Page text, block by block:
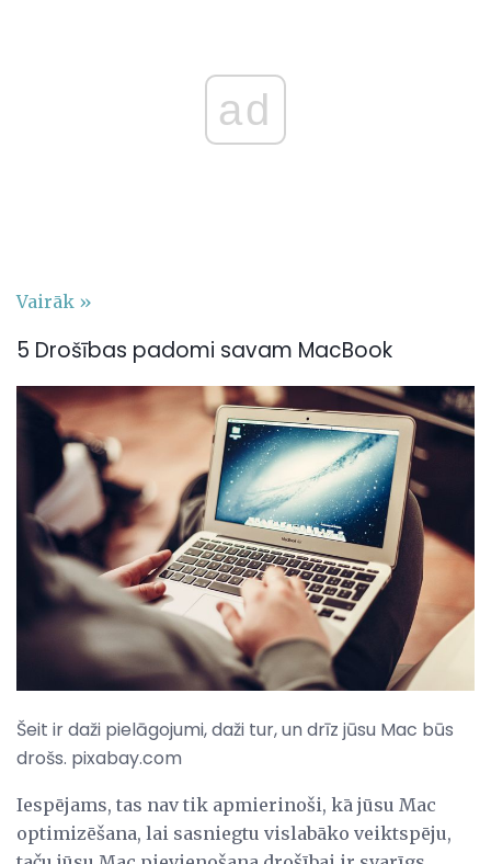
ad
Vairāk »
5 Drošības padomi savam MacBook
Šeit ir daži pielāgojumi, daži tur, un drīz jūsu Mac būs
drošs. pixabay.com
Iespējams, tas nav tik apmierinoši, kā jūsu Mac
optimizēšana, lai sasniegtu vislabāko veiktspēju,